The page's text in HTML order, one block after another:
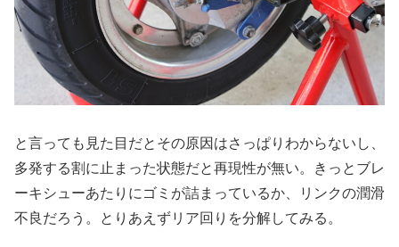
と言っても見た目だとその原因はさっぱりわからないし、
多発する割に止まった状態だと再現性が無い。きっとブレ
ーキシューあたりにゴミが詰まっているか、リンクの潤滑
不良だろう。とりあえずリア回りを分解してみる。